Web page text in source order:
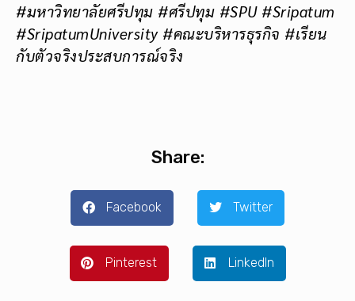
#มหาวิทยาลัยศรีปทุม #ศรีปทุม #SPU #Sripatum
#SripatumUniversity #คณะบริหารธุรกิจ #เรียน
กับตัวจริงประสบการณ์จริง
Share:
Facebook Twitter
Pinterest LinkedIn